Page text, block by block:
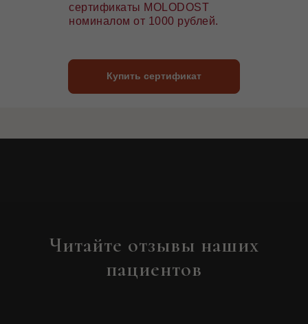
сертификаты MOLODOST
номиналом от 1000 рублей.
Купить сертификат
Читайте отзывы наших
пациентов